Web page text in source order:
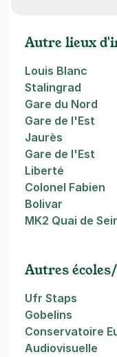
Autre lieux
Louis Blanc
Stalingrad
Gare du Nord
Gare de l'Est
Jaurès
Gare de l'Est
Liberté
Colonel Fabien
Bolivar
MK2 Quai de
Autres
Ufr Staps
Gobelins
Conservatoire
Audiovisuelle